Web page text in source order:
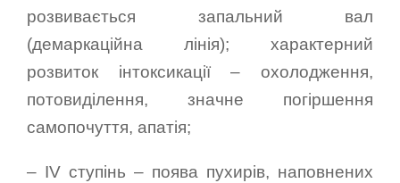
розвивається запальний вал
(демаркаційна лінія); характерний
розвиток інтоксикації – охолодження,
потовиділення, значне погіршення
самопочуття, апатія;
– IV ступінь – поява пухирів, наповнених